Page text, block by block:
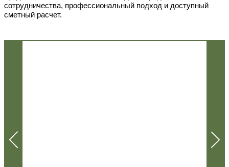
сотрудничества, профессиональный подход и доступный
сметный расчет.